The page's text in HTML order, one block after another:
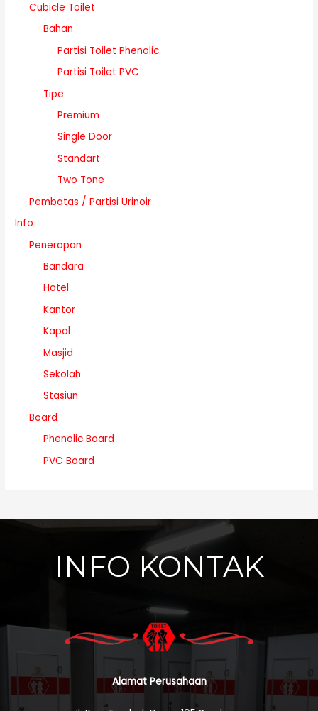
Cubicle Toilet
Bahan
Partisi Toilet Phenolic
Partisi Toilet PVC
Tipe
Premium
Single Door
Standart
Two Tone
Pembatas / Partisi Urinoir
Info
Penerapan
Bandara
Hotel
Kantor
Kapal
Masjid
Sekolah
Stasiun
Board
Phenolic Board
PVC Board
INFO KONTAK
Alamat Perusahaan